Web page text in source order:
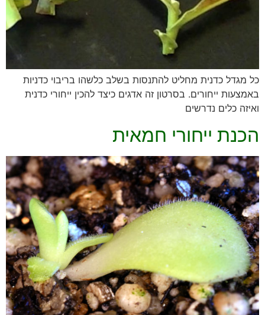
כל מגדל כדנית מחליט להתנסות בשלב כלשהו בריבוי כדניות
באמצעות ייחורים. בסרטון זה אדגים כיצד להכין ייחורי כדנית
ואיזה כלים נדרשים
הכנת ייחורי חמאית